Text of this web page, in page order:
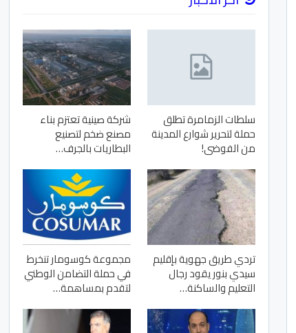
سلطات الزمامرة تطلق
حملة لتحرير شوارع المدينة
من الفوضى!
شركة صينية تعتزم بناء
مصنع ضخم لتصنيع
البطاريات بالجرف…
تردي طريق جهوية بإقليم
سيدي بنور يقود رجال
التعليم والساكنة…
مجموعة كوسومار تنخرط
في حملة التضامن الوطني
لتقدم بمساهمة…